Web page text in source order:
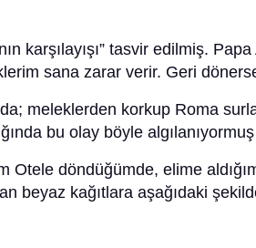
karşılayışı” tasvir edilmiş.
sana zarar verir. Geri
meleklerden korkup Roma
bu olay böyle
Otele döndüğümde, elime
beyaz kağıtlara aşağıdaki